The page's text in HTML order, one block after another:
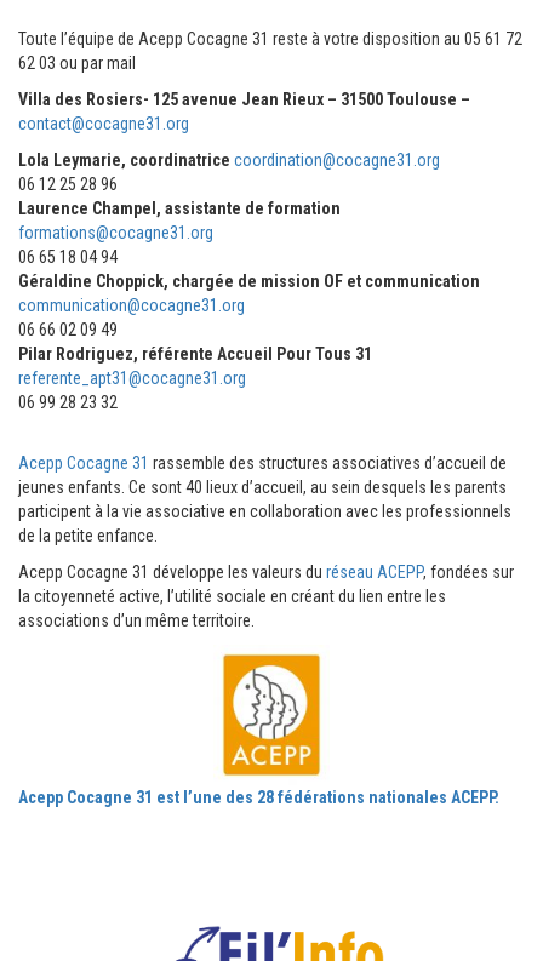
Toute l’équipe de Acepp Cocagne 31 reste à votre disposition au 05 61 72
62 03 ou par mail
Villa des Rosiers- 125 avenue Jean Rieux – 31500 Toulouse –
contact@cocagne31.org
Lola Leymarie, coordinatrice coordination@cocagne31.org
06 12 25 28 96
Laurence Champel, assistante de formation
formations@cocagne31.org
06 65 18 04 94
Géraldine Choppick, chargée de mission OF et communication
communication@cocagne31.org
06 66 02 09 49
Pilar Rodriguez, référente Accueil Pour Tous 31
referente_apt31@cocagne31.org
06 99 28 23 32
Acepp Cocagne 31 rassemble des structures associatives d’accueil de
jeunes enfants. Ce sont 40 lieux d’accueil, au sein desquels les parents
participent à la vie associative en collaboration avec les professionnels
de la petite enfance.
Acepp Cocagne 31 développe les valeurs du réseau ACEPP, fondées sur
la citoyenneté active, l’utilité sociale en créant du lien entre les
associations d’un même territoire.
Acepp Cocagne 31 est l’une des 28 fédérations nationales ACEPP.